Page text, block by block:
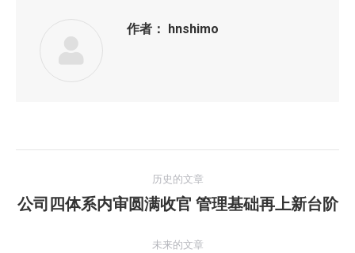
作者： hnshimo
章
历史的文章
历
的
公司四体系内审圆满收官 管理基础再上新台阶
未来的文章